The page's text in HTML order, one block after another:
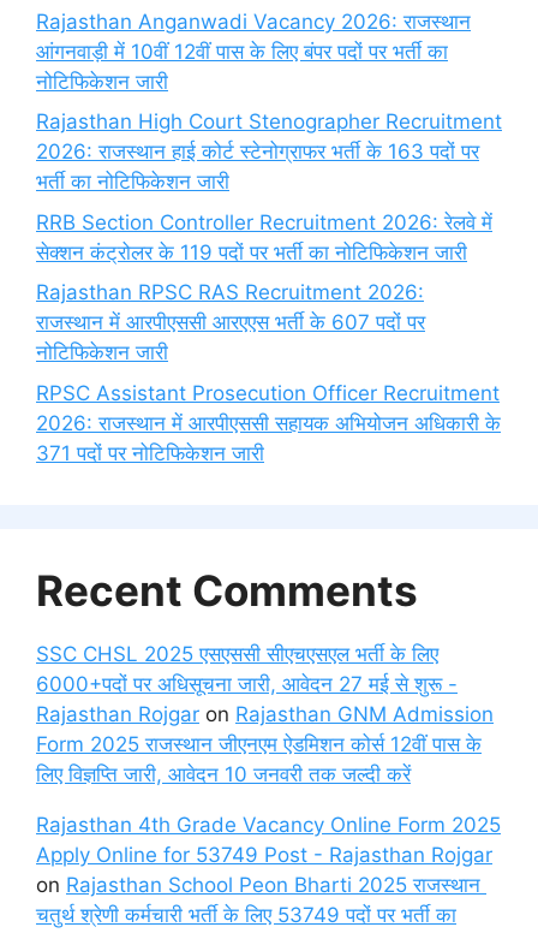
Rajasthan Anganwadi Vacancy 2026: राजस्थान
आंगनवाड़ी में 10वीं 12वीं पास के लिए बंपर पदों पर भर्ती का
नोटिफिकेशन जारी
Rajasthan High Court Stenographer Recruitment
2026: राजस्थान हाई कोर्ट स्टेनोग्राफर भर्ती के 163 पदों पर
भर्ती का नोटिफिकेशन जारी
RRB Section Controller Recruitment 2026: रेलवे में
सेक्शन कंट्रोलर के 119 पदों पर भर्ती का नोटिफिकेशन जारी
Rajasthan RPSC RAS Recruitment 2026:
राजस्थान में आरपीएससी आरएएस भर्ती के 607 पदों पर
नोटिफिकेशन जारी
RPSC Assistant Prosecution Officer Recruitment
2026: राजस्थान में आरपीएससी सहायक अभियोजन अधिकारी के
371 पदों पर नोटिफिकेशन जारी
Recent Comments
SSC CHSL 2025 एसएससी सीएचएसएल भर्ती के लिए
6000+पदों पर अधिसूचना जारी, आवेदन 27 मई से शुरू -
Rajasthan Rojgar on Rajasthan GNM Admission
Form 2025 राजस्थान जीएनएम ऐडमिशन कोर्स 12वीं पास के
लिए विज्ञप्ति जारी, आवेदन 10 जनवरी तक जल्दी करें
Rajasthan 4th Grade Vacancy Online Form 2025
Apply Online for 53749 Post - Rajasthan Rojgar
on Rajasthan School Peon Bharti 2025 राजस्थान
चतुर्थ श्रेणी कर्मचारी भर्ती के लिए 53749 पदों पर भर्ती का